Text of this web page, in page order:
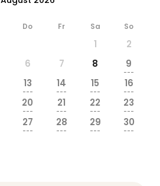
Do Fr Sa So
1
2
6 7 8 9
---
13
---
14
---
15
---
16
---
20
---
21
---
22
---
23
---
27
---
28
---
29
---
30
---